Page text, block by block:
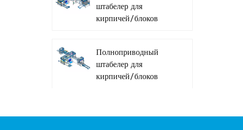
штабелер для
кирпичей/блоков
Полноприводный
штабелер для
кирпичей/блоков